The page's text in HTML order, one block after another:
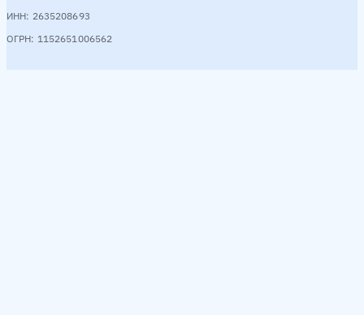
ИНН: 2635208693
ОГРН: 1152651006562